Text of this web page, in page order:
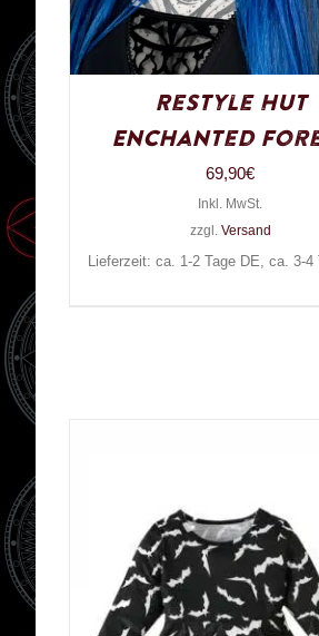
Restyle Hut
Enchanted
69,90€
Inkl. MwSt.
zzgl. Versand
Lieferzeit: ca. 1-2 Tage DE, ca. 3-4